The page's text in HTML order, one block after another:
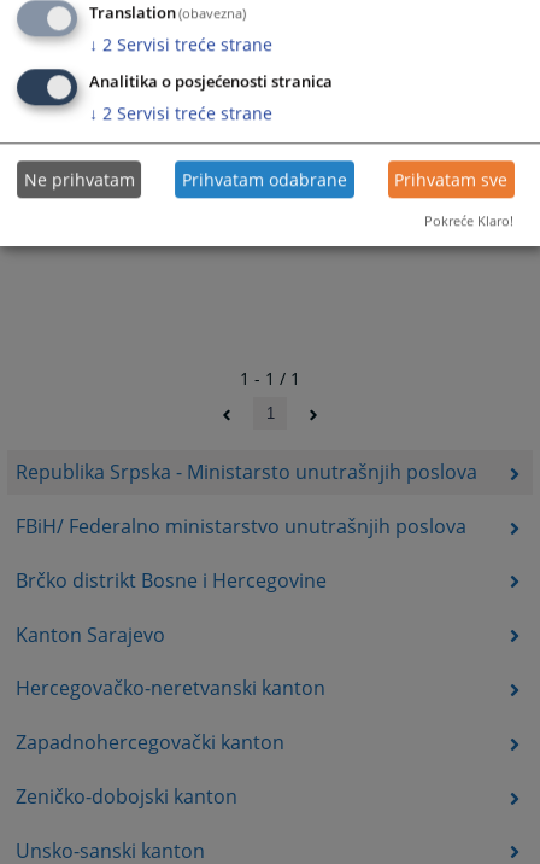
Republika Srpska - Ministarsto unutrašnjih poslova
FBiH/ Federalno ministarstvo unutrašnjih poslova
Brčko distrikt Bosne i Hercegovine
Kanton Sarajevo
Hercegovačko-neretvanski kanton
Zapadnohercegovački kanton
Zeničko-dobojski kanton
Unsko-sanski kanton
1 - 1 / 1
1
Translation(obavezna)
↓ 2 Servisi treće strane
Analitika o posjećenosti stranica
↓ 2 Servisi treće strane
Ne prihvatam Prihvatam odabrane Prihvatam sve
Pokreće Klaro!